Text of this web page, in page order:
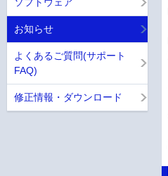
お知らせ
よくあるご質問(サポート
FAQ)
修正情報・ダウンロード